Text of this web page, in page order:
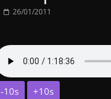
26/01/2011
-10s
+10s